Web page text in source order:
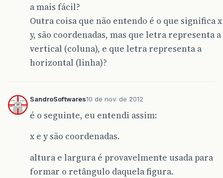
a mais fácil?
Outra coisa que não entendo é o que significa
y, são coordenadas, mas que letra representa a
vertical (coluna), e que letra representa a
horizontal (linha)?
SandroSoftwares10 de nov. de 2012
é o seguinte, eu entendi assim:
x e y são coordenadas.
altura e largura é provavelmente usada para
formar o retângulo daquela figura.